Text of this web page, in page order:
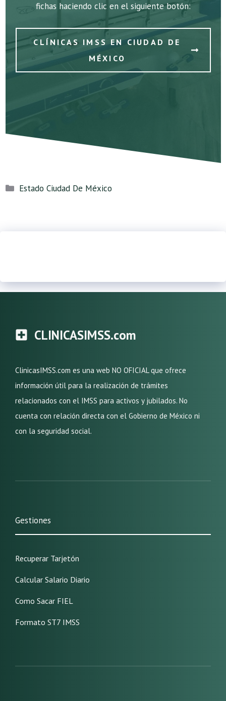
fichas haciendo clic en el siguiente botón:
CLÍNICAS IMSS EN CIUDAD DE
MÉXICO
Categorías
Estado Ciudad De México
CLINICASIMSS.com
ClinicasIMSS.com es una web NO OFICIAL que ofrece
información útil para la realización de trámites
relacionados con el IMSS para activos y jubilados. No
cuenta con relación directa con el Gobierno de México ni
con la seguridad social.
Gestiones
Recuperar Tarjetón
Calcular Salario Diario
Como Sacar FIEL
Formato ST7 IMSS